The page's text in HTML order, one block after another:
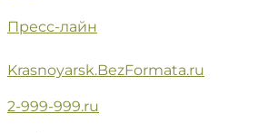
Пресс-лайн
Krasnoyarsk.BezFormata.ru
2-999-999.ru